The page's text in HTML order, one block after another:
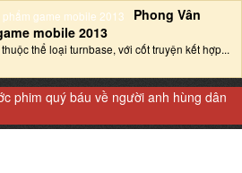
Phong Vân
mobile 2013‎
thể loại turnbase, với cốt truyện kết hợp...
phim quý báu về người anh hùng dân